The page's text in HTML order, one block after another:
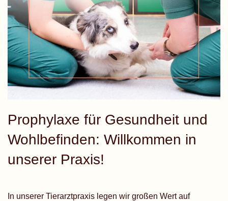
Prophylaxe für Gesundheit und
Wohlbefinden: Willkommen in
unserer Praxis!
In unserer Tierarztpraxis legen wir großen Wert auf